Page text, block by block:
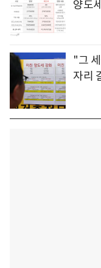
양도
"그
자리